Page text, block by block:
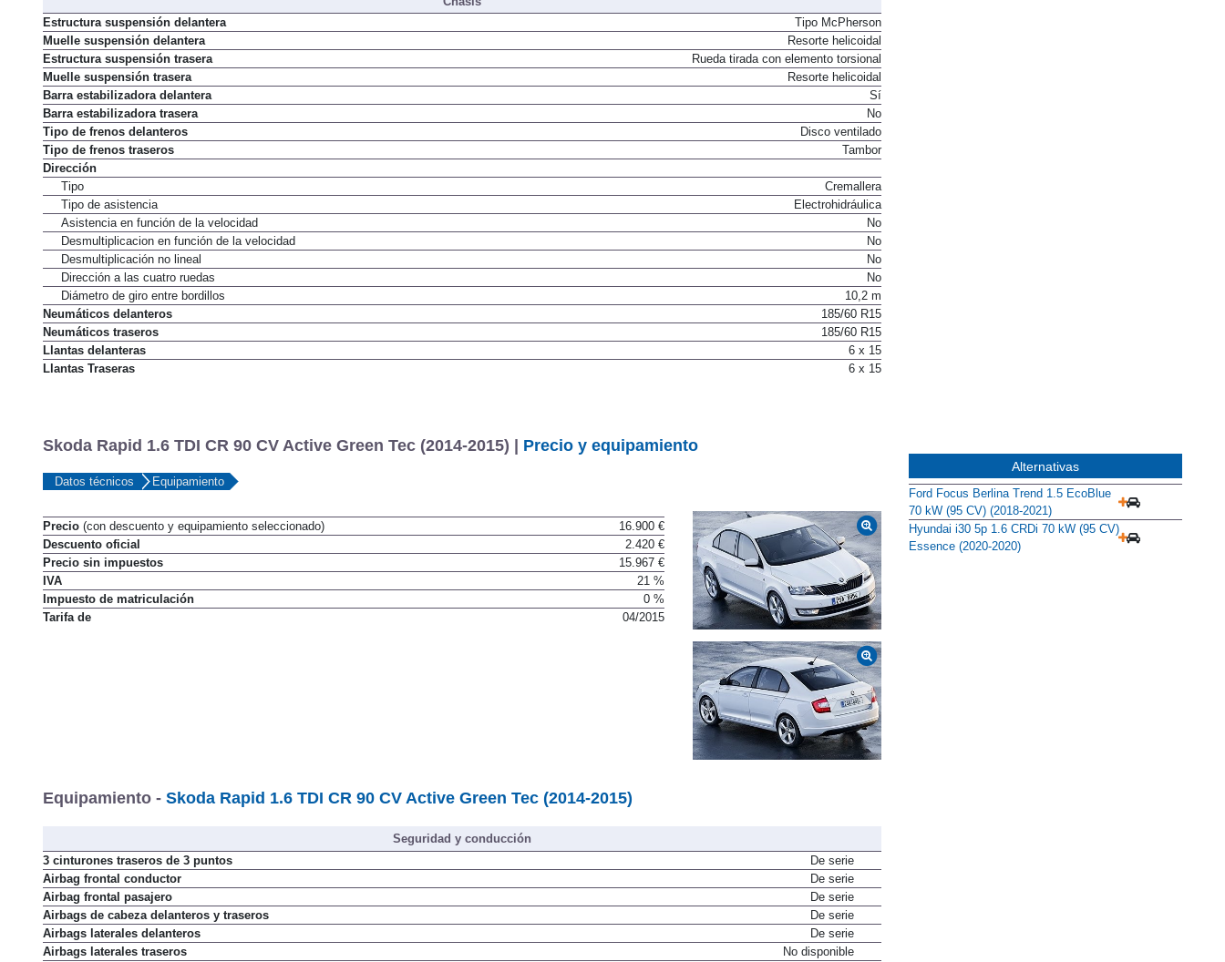
Chasis
Estructura suspensión delantera
Tipo McPherson
Muelle suspensión delantera
Resorte helicoidal
Estructura suspensión trasera
Rueda tirada con elemento torsional
Muelle suspensión trasera
Resorte helicoidal
Barra estabilizadora delantera
Sí
Barra estabilizadora trasera
No
Tipo de frenos delanteros
Disco ventilado
Tipo de frenos traseros
Dirección
Tipo
Cremallera
Tipo de asistencia
Electrohidráulica
Asistencia en función de la velocidad
No
Desmultiplicacion en función de la velocidad
No
Desmultiplicación no lineal
No
Dirección a las cuatro ruedas
No
Diámetro de giro entre bordillos
10,2 m
Neumáticos delanteros
185/60 R15
Neumáticos traseros
185/60 R15
Llantas delanteras
6 x 15
Skoda Rapid 1.6 TDI CR 90 CV Active Green Tec (2014-2015) | Precio y equipamiento
Precio(con descuento y equipamiento seleccionado)
16.900 €
Descuento oficial
2.420 €
Precio sin impuestos
15.967 €
IVA
21 %
Impuesto de matriculación
0 %
Equipamiento - Skoda Rapid 1.6 TDI CR 90 CV Active Green Tec (2014-2015)
Seguridad y conducción
3 cinturones traseros de 3 puntos
De serie
Airbag frontal conductor
De serie
Airbag frontal pasajero
De serie
Airbags de cabeza delanteros y traseros
De serie
Airbags laterales delanteros
De serie
Alternativas
Ford Focus Berlina Trend 1.5 EcoBlue
70 kW (95 CV) (2018-2021)
Hyundai i30 5p 1.6 CRDi 70 kW (95 CV)